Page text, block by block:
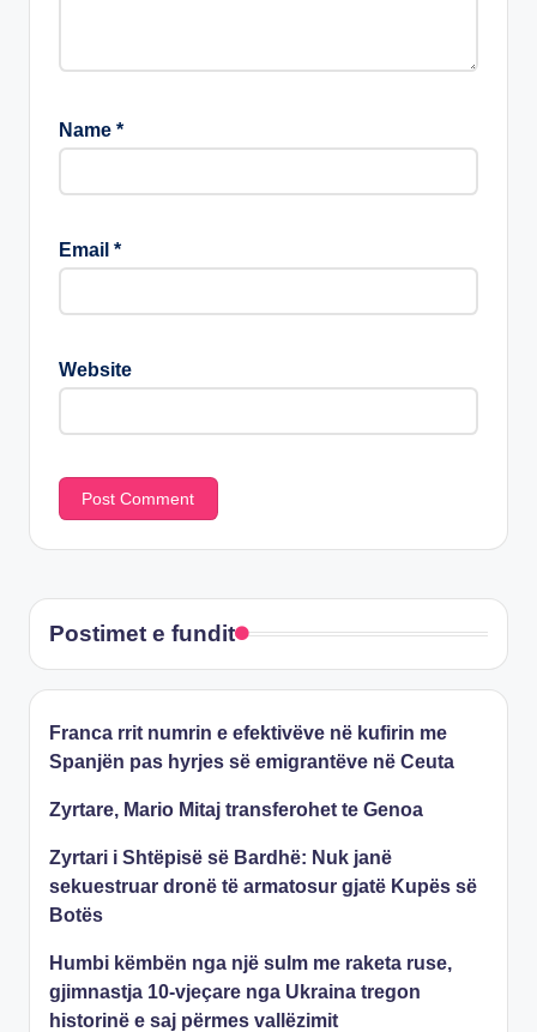
Name *
Email *
Website
Postimet e fundit
Franca rrit numrin e efektivëve në kufirin me
Spanjën pas hyrjes së emigrantëve në Ceuta
Zyrtare, Mario Mitaj transferohet te Genoa
Zyrtari i Shtëpisë së Bardhë: Nuk janë
sekuestruar dronë të armatosur gjatë Kupës së
Botës
Humbi këmbën nga një sulm me raketa ruse,
gjimnastja 10-vjeçare nga Ukraina tregon
historinë e saj përmes vallëzimit